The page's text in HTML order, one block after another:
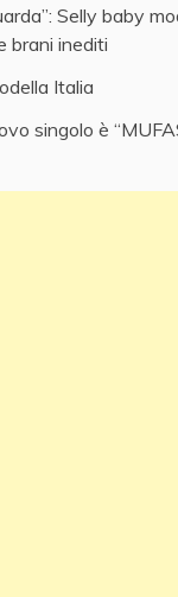
Selly baby
brani inediti
Italia
singolo è